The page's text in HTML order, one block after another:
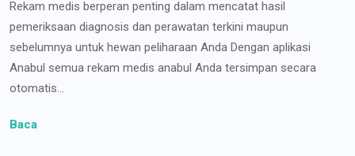
Rekam medis berperan penting dalam mencatat hasil
pemeriksaan diagnosis dan perawatan terkini maupun
sebelumnya untuk hewan peliharaan Anda Dengan aplikasi
Anabul semua rekam medis anabul Anda tersimpan secara
otomatis...
Baca